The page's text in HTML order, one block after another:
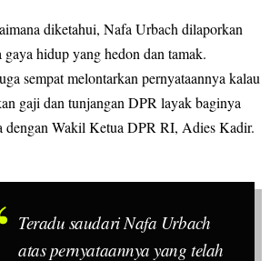
diketahui, Nafa Urbach dilaporkan
gaya hidup yang hedon dan tamak.
sempat melontarkan pernyataannya kalau
gaji dan tunjangan DPR layak baginya
dengan Wakil Ketua DPR RI, Adies Kadir.
Teradu saudari Nafa Urbach
atas pernyataannya yang telah